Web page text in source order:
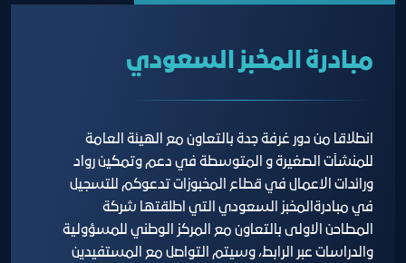
مبادرة المخبز السعودي
انطلاقا من دور غرفة جدة بالتعاون مع الهيئة العامة
للمنشآت الصغيرة و المتوسطة في دعم وتمكين رواد
ورائدات الاعمال في قطاع المخبوزات تدعوكم للتسجيل
في مبادرةالمخبز السعودي التي اطلقتها شركة
المطاحن الاولى بالتعاون مع المركز الوطني للمسؤولية
والدراسات عبر الرابط، وسيتم التواصل مع المستفيدين